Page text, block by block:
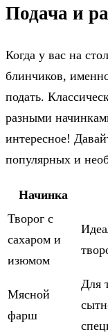
Подача и
Когда у вас на
блинчиков,
подать.
разными
интересное!
популярных и
Начинка
Творог с
сахаром и
изюмом
Мясной
фарш
Для